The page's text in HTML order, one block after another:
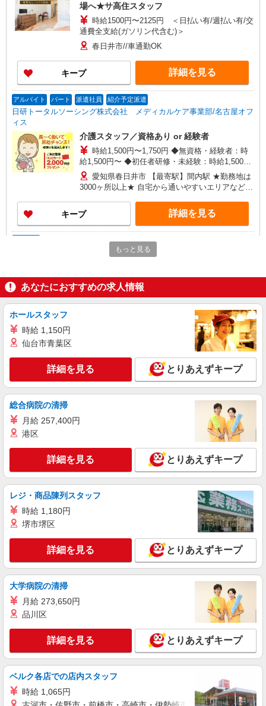
場へ★サ高住スタッフ
時給1500円〜2125円 ＜日払い有/週払い有/交
通費全支給(ガソリン代含む)＞
春日井市//車通勤OK
キープ 詳細を見る
アルバイト パート 派遣社員 紹介予定派遣
日研トータルソーシング株式会社 メディカルケア事業部/名古屋オフ
ィス
介護スタッフ／資格あり or 経験者
時給1,500円〜1,750円 ◆無資格・経験者：時
給1,500円〜 ◆初任者研修・未経験：時給1,500
円〜 ◆初任者研修・経験者：時給1,600円〜 ◆介
護福祉士：時給1,750円〜 ※経験者は3ヶ月以上 ※
給与幅は経験・能力による ★週払いOK（規定あ
り）
愛知県春日井市 【最寄駅】間内駅 ★勤務地は
3000ヶ所以上★ 自宅から通いやすいエリアなど、
キープ 詳細を見る
株式会社kotrio /●NG-H-2031149
住スタッフ！
時給1500円〜2125円 ＜日払い有/週払い有/交
通費全支給(ガソリン代含む)＞
キープ 詳細を見る
パート 派遣社員
日研トータルソーシング株式会社 メディカルケア事業部/名古屋オフ
ィス
時給1,450円〜1,750円 ★週払いOK（規定あ
愛知県春日井市 【最寄駅】定光寺駅 ★勤務地
は3000ヶ所以上★ 自宅から通いやすいエリアな
ど、お好きな勤務地をお選び下さい！！
キープ 詳細を見る
派遣社員
（株）ウィルオブ・ワークCW 名古屋支店/ms230101
高齢者向けマンションstaff
時給1600円 ◆前払い・日払い・週払いOK
愛知県春日井市
キープ 詳細を見る
日研トータルソーシング株式会社 メディカルケア事業部/名古屋オフ
未経験・無資格OKの介護スタッフ
時給1,450円〜1,750円 ★週払いOK（規定あ
愛知県春日井市 【最寄駅】神領駅 ★勤務地は
もっと見る
あなたにおすすめの求人情報
ホールスタッフ
時給 1,150円
仙台市青葉区
詳細を見る とりあえずキープ
総合病院の清掃
月給 257,400円
港区
詳細を見る とりあえずキープ
レジ・商品陳列スタッフ
時給 1,180円
堺市堺区
詳細を見る とりあえずキープ
大学病院の清掃
月給 273,650円
品川区
詳細を見る とりあえずキープ
ベルク各店での店内スタッフ
時給 1,065円